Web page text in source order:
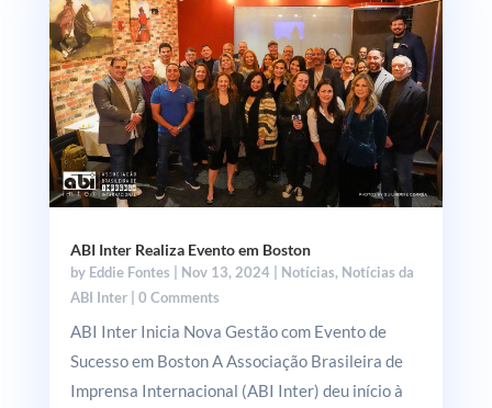
ABI Inter Realiza Evento em Boston
by Eddie Fontes Nov 13, 2024| Notícias, Notícias da
ABI Inter| 0 Comments
ABI Inter Inicia Nova Gestão com Evento de
Sucesso em Boston A Associação Brasileira de
Imprensa Internacional (ABI Inter) deu início à